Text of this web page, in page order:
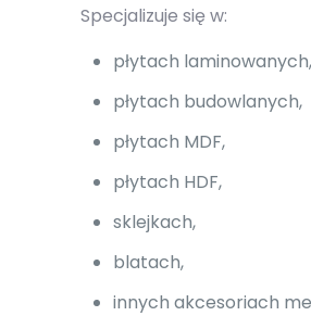
Specjalizuje się w:
płytach laminowanych,
płytach budowlanych,
płytach MDF,
płytach HDF,
sklejkach,
blatach,
innych akcesoriach